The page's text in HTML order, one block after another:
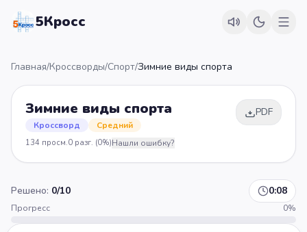
5Кросс
Главная/Кроссворды/Спорт/Зимние виды спорта
Зимние виды спорта
Кроссворд Средний
PDF
134 просм.0 разг. (0%)Нашли ошибку?
Решено: 0/10 0:08
Прогресс 0%